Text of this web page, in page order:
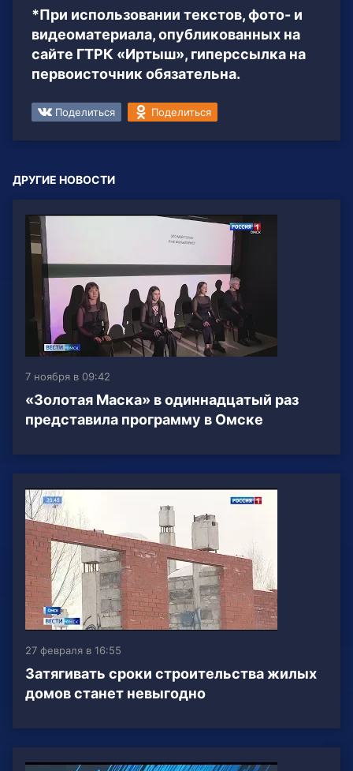
*При использовании текстов, фото- и
видеоматериала, опубликованных на
сайте ГТРК «Иртыш», гиперссылка на
первоисточник обязательна.
Поделиться Поделиться
ДРУГИЕ НОВОСТИ
7 ноября в 09:42
«Золотая Маска» в одиннадцатый раз
представила программу в Омске
27 февраля в 16:55
Затягивать сроки строительства жилых
домов станет невыгодно